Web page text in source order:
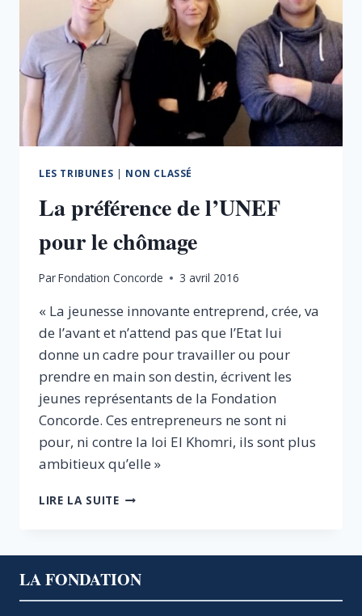
LES TRIBUNES | NON CLASSÉ
La préférence de l’UNEF
pour le chômage
ParFondation Concorde 3 avril 2016
« La jeunesse innovante entreprend, crée, va
de l’avant et n’attend pas que l’Etat lui
donne un cadre pour travailler ou pour
prendre en main son destin, écrivent les
jeunes représentants de la Fondation
Concorde. Ces entrepreneurs ne sont ni
pour, ni contre la loi El Khomri, ils sont plus
ambitieux qu’elle »
LIRE LA SUITELA
LE
CHÔMAGE
LA FONDATION